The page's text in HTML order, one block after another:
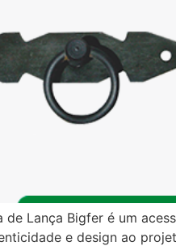
de Lança Bigfer é um
e design ao